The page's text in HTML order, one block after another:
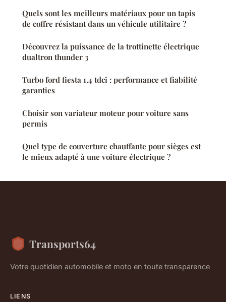
Quels sont les meilleurs matériaux pour un tapis
de coffre résistant dans un véhicule utilitaire ?
Découvrez la puissance de la trottinette électrique
dualtron thunder 3
Turbo ford fiesta 1.4 tdci : performance et fiabilité
garanties
Choisir son variateur moteur pour voiture sans
permis
Quel type de couverture chauffante pour sièges est
le mieux adapté à une voiture électrique ?
Transports64
Votre quotidien automobile et moto en toute transparence
LIENS